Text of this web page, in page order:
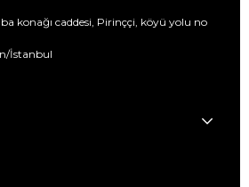
konağı caddesi, Pirinççi, köyü yolu no
İstanbul